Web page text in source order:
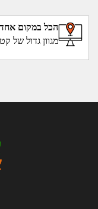
הכל במקום אחד
מגוון גדול של